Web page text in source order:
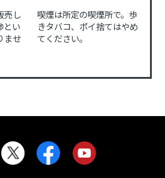
売し
とい
ませ
喫煙は所定の喫煙所で。歩
きタバコ、ポイ捨てはやめ
てください。